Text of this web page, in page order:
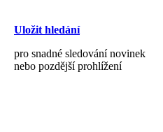
Uložit hledání
pro snadné sledování novinek
nebo pozdější prohlížení